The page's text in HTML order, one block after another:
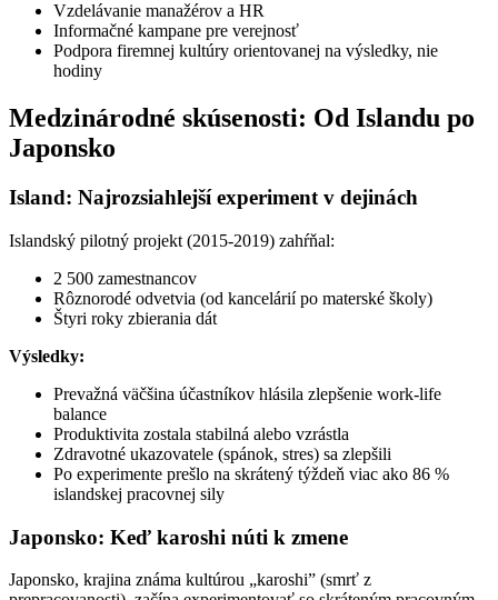
Vzdelávanie manažérov a HR
Informačné kampane pre verejnosť
Podpora firemnej kultúry orientovanej na výsledky, nie
hodiny
Medzinárodné skúsenosti: Od Islandu po
Japonsko
Island: Najrozsiahlejší experiment v dejinách
Islandský pilotný projekt (2015-2019) zahŕňal:
2 500 zamestnancov
Rôznorodé odvetvia (od kancelárií po materské školy)
Štyri roky zbierania dát
Výsledky:
Prevažná väčšina účastníkov hlásila zlepšenie work-life
balance
Produktivita zostala stabilná alebo vzrástla
Zdravotné ukazovatele (spánok, stres) sa zlepšili
Po experimente prešlo na skrátený týždeň viac ako 86 %
islandskej pracovnej sily
Japonsko: Keď karoshi núti k zmene
Japonsko, krajina známa kultúrou „karoshi” (smrť z